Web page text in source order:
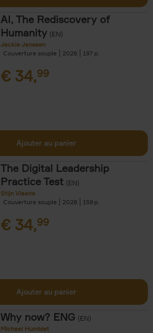
AI, The Rediscovery of
Humanity (EN)
Jackie Janssen
Couverture souple
2026 197
€ 34,99
Ajouter au panier
The Digital Leadership
Practice Test (EN)
Stijn Viaene
Couverture souple
2026 159
€ 34,99
Ajouter au panier
Why now? ENG (EN)
Michael Humblet